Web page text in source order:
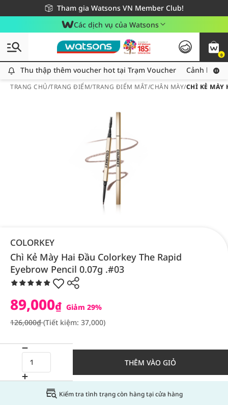
Tham gia Watsons VN Member Club!
Miễn phí giao hàng cho đơn hàng từ 249,000Đ
Giao hàng nhanh 24h - Áp dụng khu vực TP. Hồ Chí Minh
Các dịch vụ của Watsons
0
Thu thập thêm voucher hot tại Trạm Voucher
Thu thập thêm voucher hot tại Trạm Voucher Cảnh báo
TRANG CHỦ/TRANG ĐIỂM/TRANG ĐIỂM MẮT/CHÂN MÀY/CHÌ KẺ MÀY
COLORKEY
Chì Kẻ Mày Hai Đầu Colorkey The Rapid
Eyebrow Pencil 0.07g .#03
89,000₫ Giảm 29%
126,000₫(Tiết kiệm: 37,000)
THÊM VÀO GIỎ
Kiểm tra tình trạng còn hàng tại cửa hàng